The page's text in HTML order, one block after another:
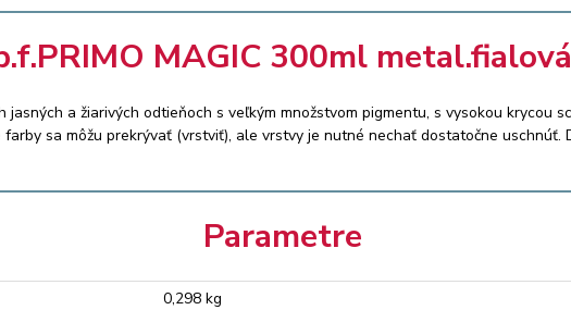
MAGIC 300ml
jasných a žiarivých odtieňoch s veľkým množstvom pigmentu, s vysokou krycou
farby sa môžu prekrývať (vrstviť), ale vrstvy je nutné nechať dostatočne uschnúť.
Parametre
0,298 kg